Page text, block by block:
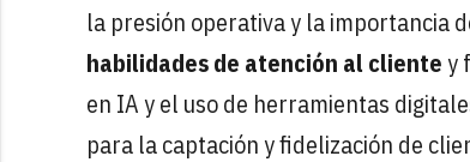
la presión operativa y la importancia
habilidades de atención al clientey
en IA y el uso de herramientas
para la captación y fidelización de